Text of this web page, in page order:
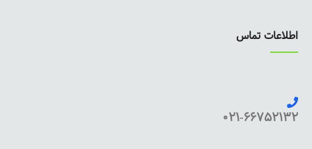
اطلاعات تماس
021-66752132